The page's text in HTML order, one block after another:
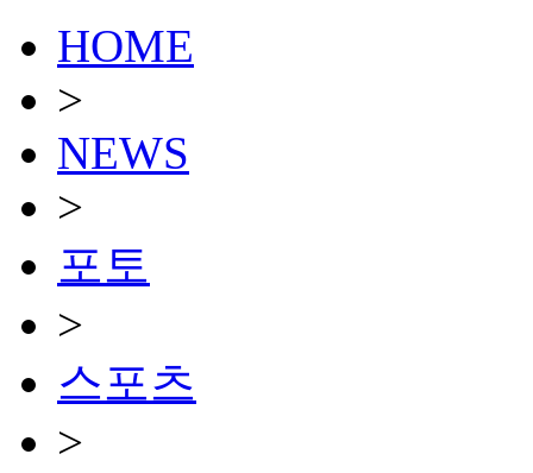
HOME
>
NEWS
>
포토
>
스포츠
>